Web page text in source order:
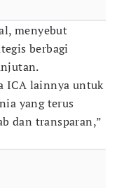
menyebut
berbagi
ICA lainnya untuk
yang terus
dan transparan,”